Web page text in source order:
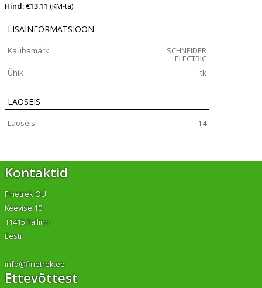
Hind: €13.11 (KM-ta)
LISAINFORMATSIOON
Kaubamärk SCHNEIDER
ELECTRIC
Ühik
tk
LAOSEIS
Laoseis 14
Kontaktid
Finetrek OÜ
Keevise 10
11415 Tallinn
Eesti
info@finetrek.ee
Ettevõttest